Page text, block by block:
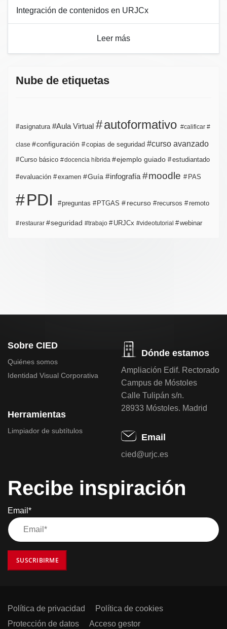
Integración de contenidos en URJCx
Leer más
Nube de etiquetas
asignatura Aula Virtual autoformativo calificar
clase configuración copias de seguridad curso avanzado
Curso básico docencia híbrida ejemplo guiado estudiantado
evaluación examen Guía infografía moodle PAS
PDI preguntas PTGAS recurso recursos remoto
restaurar seguridad trabajo URJCx videotutorial webinar
Sobre CIED
Quiénes somos
Identidad Visual Corporativa
Herramientas
Limpiador de subtítulos
Dónde estamos
Ampliación Edif. Rectorado
Campus de Móstoles
Calle Tulipán s/n.
28933 Móstoles. Madrid
Email
cied@urjc.es
Recibe inspiración
Email*
SUSCRIBIRME
Política de privacidad
Política de cookies
Protección de datos
Acceso gestor